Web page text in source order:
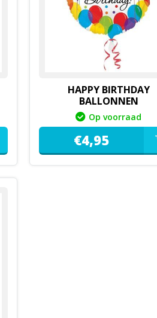
HAPPY BIRTHDAY
BALLONNEN
Op voorraad
€4,95